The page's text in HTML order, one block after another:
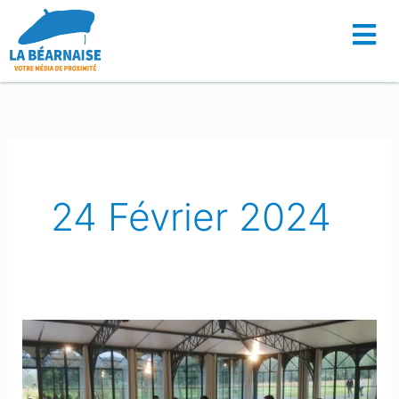
contenu
24 Février 2024
Serres-
Castet
: